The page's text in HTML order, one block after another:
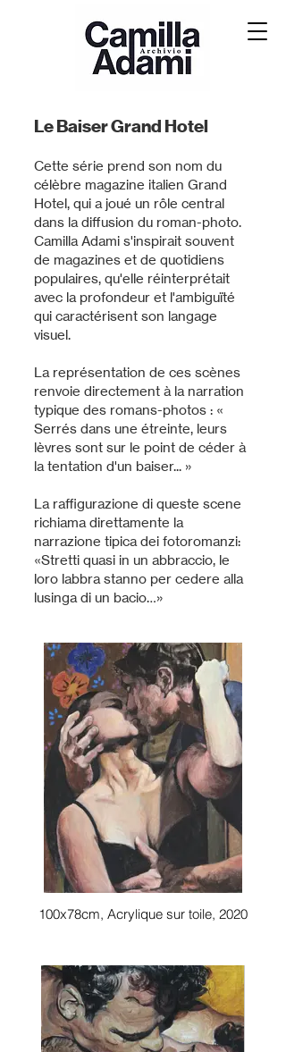
Le Baiser Grand Hotel
Cette série prend son nom du
célèbre magazine italien Grand
Hotel, qui a joué un rôle central
dans la diffusion du roman-photo.
Camilla Adami s'inspirait souvent
de magazines et de quotidiens
populaires, qu'elle réinterprétait
avec la profondeur et l'ambiguïté
qui caractérisent son langage
visuel.
La représentation de ces scènes
renvoie directement à la narration
typique des romans-photos : «
Serrés dans une étreinte, leurs
lèvres sont sur le point de céder à
la tentation d'un baiser... »
La raffigurazione di queste scene
richiama direttamente la
narrazione tipica dei fotoromanzi:
«Stretti quasi in un abbraccio, le
loro labbra stanno per cedere alla
lusinga di un bacio…»
100x78cm, Acrylique sur toile, 2020